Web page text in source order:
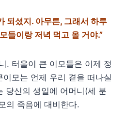
되셨지. 아무튼, 그래서 하루
들이랑 저녁 먹고 올 거야.”
. 터울이 큰 이모들은 이제 정
모는 언제 우리 곁을 떠나실
당신의 생일에 어머니(세 분
의 죽음에 대비한다.